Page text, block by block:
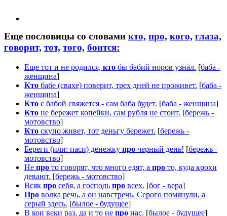
Еще пословицы со словами кто, про, кого, глаза,
говорит, тот, того, боится:
Еще тот и не родился, кто бы бабий норов узнал. [баба -
женщина]
Кто бабе (свахе) поверит, трех дней не проживет. [баба -
женщина]
Кто с бабой свяжется - сам баба будет. [баба - женщина]
Кто не бережет копейки, сам рубля не стоит. [бережь -
мотовство]
Кто скупо живет, тот деньгу бережет. [бережь -
мотовство]
Береги (или: паси) денежку про черный день! [бережь -
мотовство]
Не про то говорят, что много едят, а про то, куда крохи
девают. [бережь - мотовство]
Всяк про себя, а господь про всех. [бог - вера]
Про волка речь, а он навстречь. Серого помянули, а
серый здесь. [былое - будущее]
В кои веки раз, да и то не про нас. [былое - будущее]